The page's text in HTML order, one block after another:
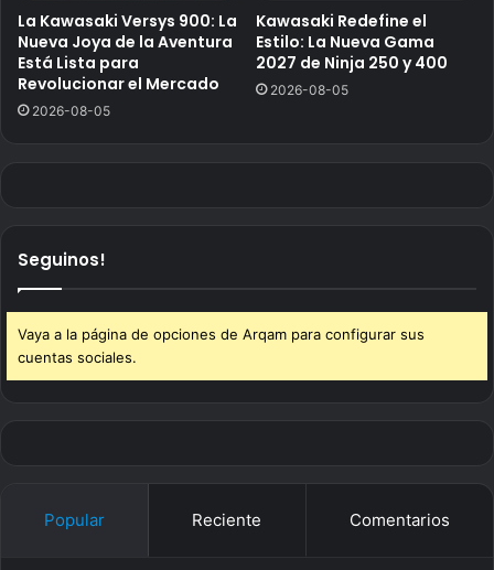
La Kawasaki Versys 900: La
Nueva Joya de la Aventura
Está Lista para
Revolucionar el Mercado
2026-08-05
Kawasaki Redefine el
Estilo: La Nueva Gama
2027 de Ninja 250 y 400
2026-08-05
Seguinos!
Vaya a la página de opciones de Arqam para configurar sus
cuentas sociales.
Popular Reciente Comentarios